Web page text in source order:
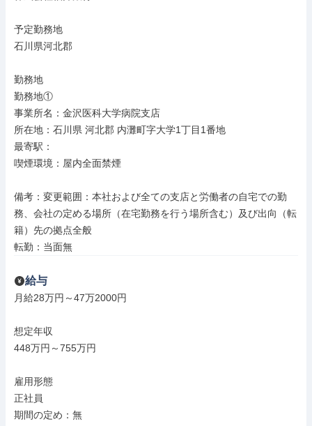
予定勤務地
石川県河北郡
勤務地
勤務地①
事業所名：金沢医科大学病院支店
所在地：石川県 河北郡 内灘町字大学1丁目1番地
最寄駅：
喫煙環境：屋内全面禁煙
備考：変更範囲：本社および全ての支店と労働者の自宅での勤
務、会社の定める場所（在宅勤務を行う場所含む）及び出向（転
籍）先の拠点全般
転勤：当面無
給与
月給28万円～47万2000円
想定年収
448万円～755万円
雇用形態
正社員
期間の定め：無